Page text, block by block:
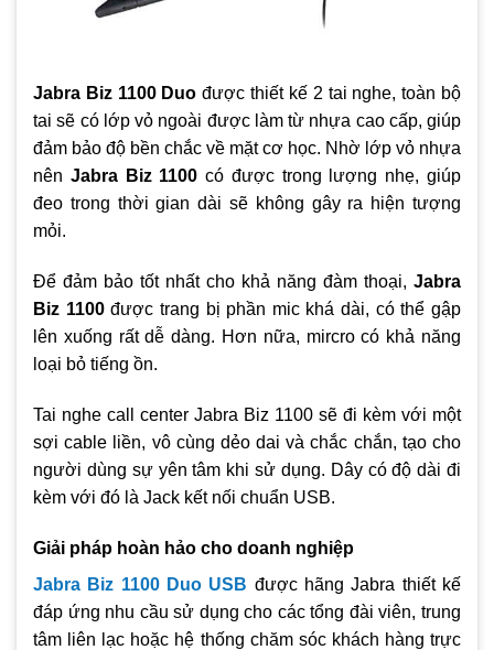
Jabra Biz 1100 Duo được thiết kế 2 tai nghe, toàn bộ
tai sẽ có lớp vỏ ngoài được làm từ nhựa cao cấp, giúp
đảm bảo độ bền chắc về mặt cơ học. Nhờ lớp vỏ nhựa
nên Jabra Biz 1100 có được trong lượng nhẹ, giúp
đeo trong thời gian dài sẽ không gây ra hiện tượng
mỏi.
Để đảm bảo tốt nhất cho khả năng đàm thoại, Jabra
Biz 1100được trang bị phần mic khá dài, có thể gập
lên xuống rất dễ dàng. Hơn nữa, mircro có khả năng
loại bỏ tiếng ồn.
Tai nghe call center Jabra Biz 1100 sẽ đi kèm với một
sợi cable liền, vô cùng dẻo dai và chắc chắn, tạo cho
người dùng sự yên tâm khi sử dụng. Dây có độ dài đi
kèm với đó là Jack kết nối chuẩn USB.
Giải pháp hoàn hảo cho doanh nghiệp
Jabra Biz 1100 Duo USB được hãng Jabra thiết kế
đáp ứng nhu cầu sử dụng cho các tổng đài viên, trung
tâm liên lạc hoặc hệ thống chăm sóc khách hàng trực